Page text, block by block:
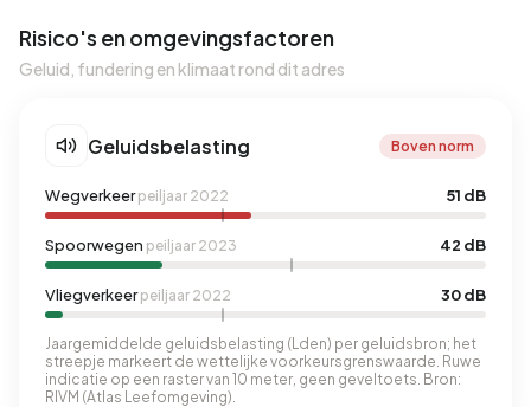
Risico's en omgevingsfactoren
Geluid, fundering en klimaat rond dit adres
Geluidsbelasting Boven norm
Wegverkeerpeiljaar 2022 51 dB
Spoorwegen peiljaar 2023 42 dB
Vliegverkeerpeiljaar 2022 30 dB
Jaargemiddelde geluidsbelasting (Lden) per geluidsbron; het
streepje markeert de wettelijke voorkeursgrenswaarde. Ruwe
indicatie op een raster van 10 meter, geen geveltoets. Bron:
RIVM (Atlas Leefomgeving).